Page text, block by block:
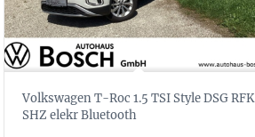
Volkswagen T-Roc 1.5 TSI Style DSG RFK
SHZ elekr Bluetooth